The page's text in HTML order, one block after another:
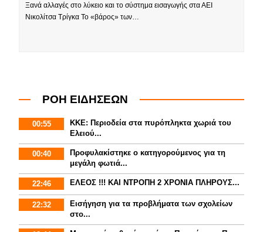
Ξανά αλλαγές στο λύκειο και το σύστημα εισαγωγής στα ΑΕΙ
Νικολίτσα Τρίγκα Το «βάρος» των…
ΡΟΗ ΕΙΔΗΣΕΩΝ
00:55
ΚΚΕ: Περιοδεία στα πυρόπληκτα χωριά του
Ελειού...
00:40
Προφυλακίστηκε ο κατηγορούμενος για τη
μεγάλη φωτιά...
22:46 ΕΛΕΟΣ !!! ΚΑΙ ΝΤΡΟΠΗ 2 ΧΡΟΝΙΑ ΠΛΗΡΟΥΣ...
22:32
Εισήγηση για τα προβλήματα των σχολείων
στο...